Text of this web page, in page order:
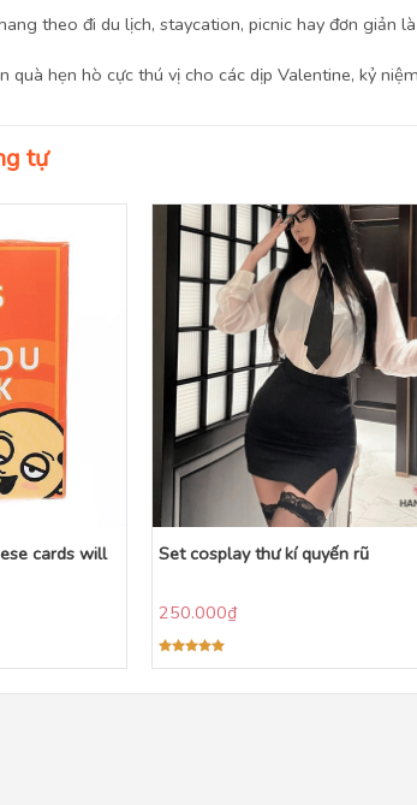
theo đi du lịch, staycation, picnic hay đơn giản
quà hẹn hò cực thú vị cho các dịp Valentine, kỷ
tự
cards will
Set cosplay thư kí quyến rũ
250.000₫
Được xếp